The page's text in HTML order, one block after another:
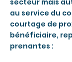
au service du
courtage de
bénéficiaire,
prenantes :